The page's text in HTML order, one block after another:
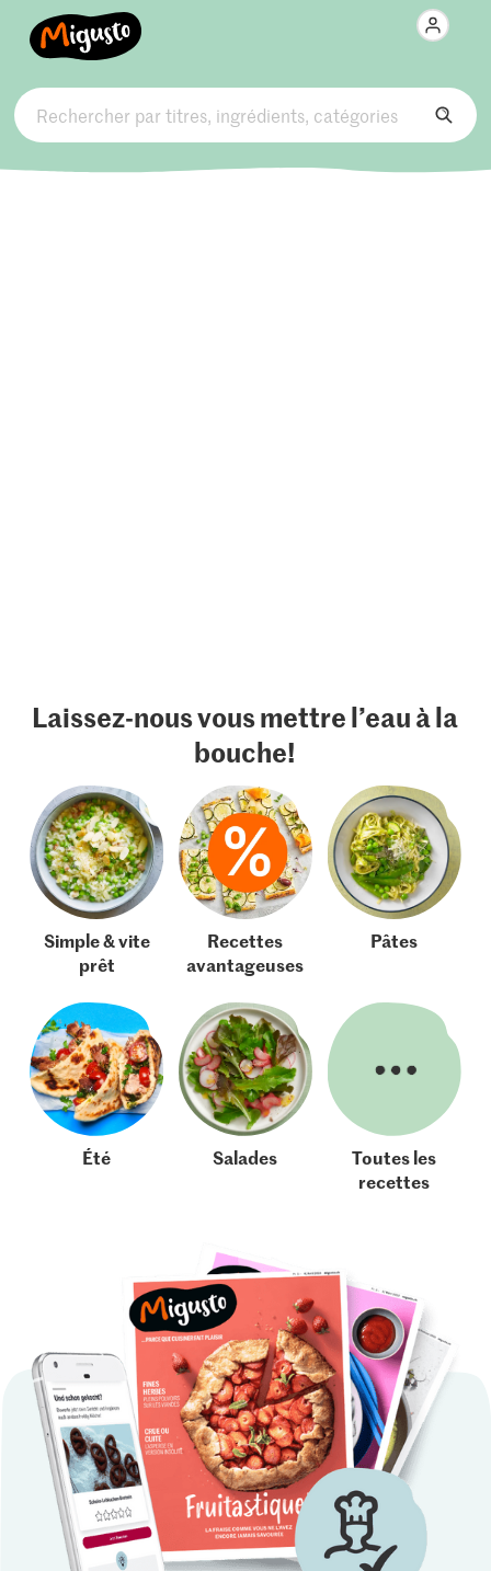
Laissez-nous vous mettre l’eau à la
bouche!
Simple & vite
prêt
Recettes
avantageuses
Pâtes
Été Salades
Toutes les
recettes